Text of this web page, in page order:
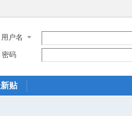
用户名
密码
贴